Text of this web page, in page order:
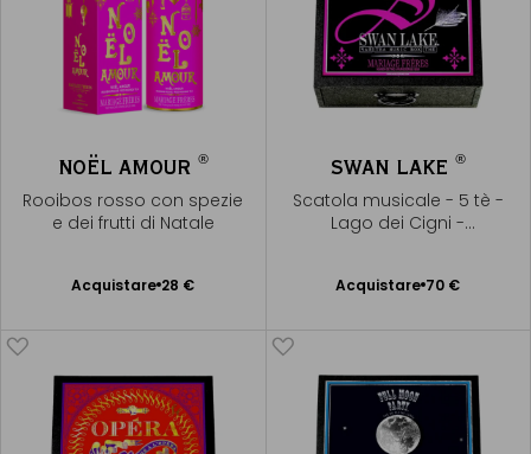
NOËL AMOUR ®
Rooibos rosso con spezie
e dei frutti di Natale
Acquistare 28 €
Aggiungere
SWAN LAKE ®
Scatola musicale - 5 tè -
Lago dei Cigni -
Acquistare 70 €
Aggiungere